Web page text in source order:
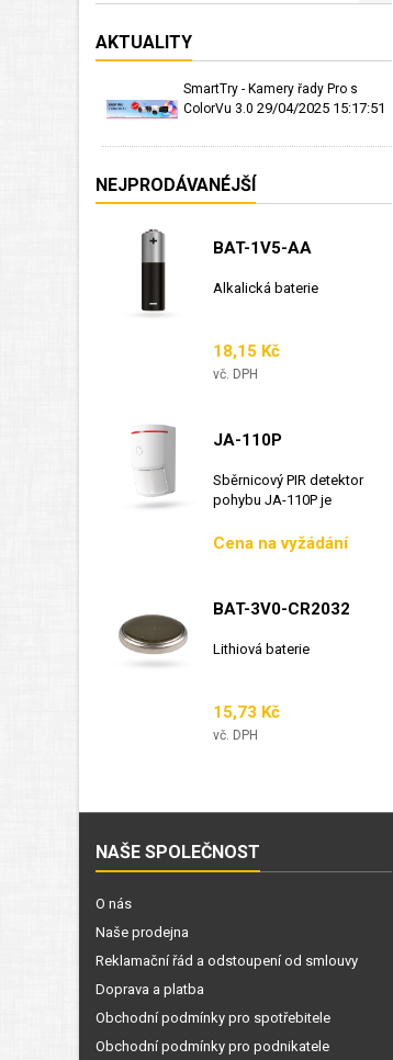
AKTUALITY
SmartTry - Kamery řady Pro s
ColorVu 3.0 29/04/2025 15:17:51
NEJPRODÁVANÉJŠÍ
BAT-1V5-AA
Alkalická baterie
Cena
18,15 Kč
vč. DPH
JA-110P
Sběrnicový PIR detektor
pohybu JA-110P je
Cena
Cena na vyžádání
BAT-3V0-CR2032
Lithiová baterie
Cena
15,73 Kč
vč. DPH
NAŠE SPOLEČNOST
O nás
Naše prodejna
Reklamační řád a odstoupení od smlouvy
Doprava a platba
Obchodní podmínky pro spotřebitele
Obchodní podmínky pro podnikatele